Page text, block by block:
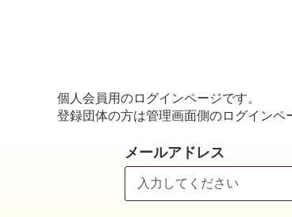
個人会員用のログインページです。
登録団体の方は管理画面側のログインペ
メールアドレス